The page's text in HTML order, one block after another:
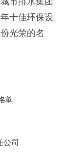
十佳环保设
光荣的名
单
公司